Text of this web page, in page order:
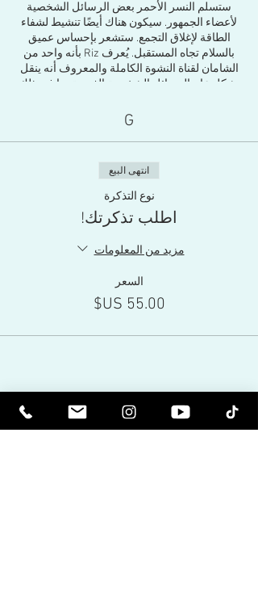
ستسلم النسر الأحمر بعض الرسائل الشخصية
لأعضاء الجمهور. سيكون هناك أيضًا تنشيط لشفاء
الطاقة لإغلاق التجمع. ستشعر بإحساس عميق
بالسلام تجاه المستقبل. يُعرف Riz بأنه واحد من
الشامان لقناة النشوة الكاملة والمعروف أنه ينقل
بشكل عام الرسائل الشخصية الفردية بما في ذلك
قياسية ، حيث أعطى الرسائل في نشوة.
قام بتوجيه نشوة العديد من المرشدين
الروحيين الذين شفوا الناس في أكثر من 2500
تجمع أسبوعي مباشر يسمى دائرة النور ، مع أكثر
من 8000 ساعة من الجلسات المسجلة. توجيه أكثر
من 100 مرشد روح مختلف أمام جمهور مباشر. إنه
يعتبر قناة نشوة رئيسية.
G
انتهى البيع
نوع التذكرة
اطلب تذكرتك!
مزيد من المعلومات
السعر
Share This Event